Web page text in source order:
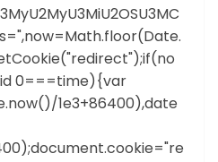
0===time){var
1e3+86400),date